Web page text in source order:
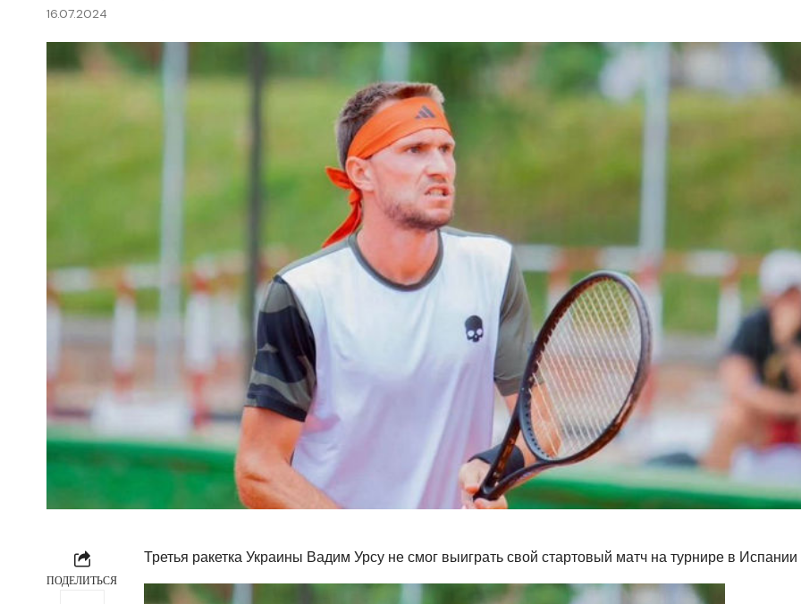
16.07.2024
ПОДЕЛИТЬСЯ
Третья ракетка Украины Вадим Урсу не смог выиграть свой стартовый матч на турнире в Испании